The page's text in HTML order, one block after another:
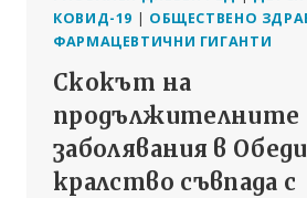
КОВИД-19 | ОБЩЕСТВЕНО
ФАРМАЦЕВТИЧНИ ГИГАНТИ
Скокът на
продължителните
заболявания в
кралство съвпада с